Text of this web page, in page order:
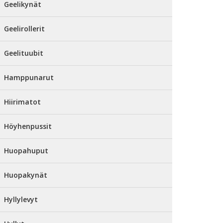
Geelikynät
Geelirollerit
Geelituubit
Hamppunarut
Hiirimatot
Höyhenpussit
Huopahuput
Huopakynät
Hyllylevyt